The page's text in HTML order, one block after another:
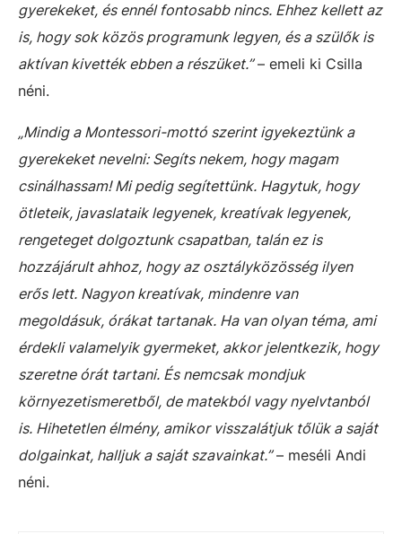
gyerekeket, és ennél fontosabb nincs. Ehhez kellett az
is, hogy sok közös programunk legyen, és a szülők is
aktívan kivették ebben a részüket.”– emeli ki Csilla
néni.
„Mindig a Montessori-mottó szerint igyekeztünk a
gyerekeket nevelni: Segíts nekem, hogy magam
csinálhassam! Mi pedig segítettünk. Hagytuk, hogy
ötleteik, javaslataik legyenek, kreatívak legyenek,
rengeteget dolgoztunk csapatban, talán ez is
hozzájárult ahhoz, hogy az osztályközösség ilyen
erős lett. Nagyon kreatívak, mindenre van
megoldásuk, órákat tartanak. Ha van olyan téma, ami
érdekli valamelyik gyermeket, akkor jelentkezik, hogy
szeretne órát tartani. És nemcsak mondjuk
környezetismeretből, de matekból vagy nyelvtanból
is. Hihetetlen élmény, amikor visszalátjuk tőlük a saját
dolgainkat, halljuk a saját szavainkat.”– meséli Andi
néni.